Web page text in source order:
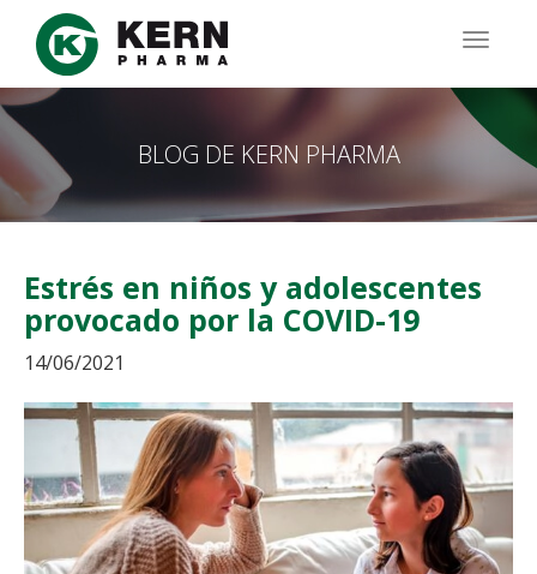
Pasar
contenido
principal
BLOG DE KERN PHARMA
Estrés en niños y adolescentes
provocado por la COVID-19
14/06/2021